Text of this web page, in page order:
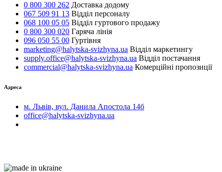
0 800 300 262 Доставка додому
067 509 91 13 Відділ персоналу
068 100 05 05 Відділ гуртового продажу
0 800 300 020 Гаряча лінія
096 050 55 00 Гуртівня
marketing@halytska-svizhyna.ua Відділ маркетингу
supply.office@halytska-svizhyna.ua Відділ постачання
commercial@halytska-svizhyna.ua Комерційні пропозиції
Адреса
м. Львів, вул. Данила Апостола 14б
office@halytska-svizhyna.ua